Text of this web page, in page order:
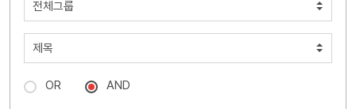
OR AND